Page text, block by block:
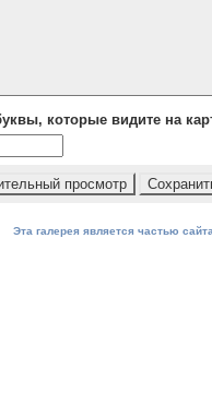
которые видите на
Эта галерея является частью